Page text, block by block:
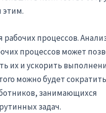
рабочих процессов.
процессов может
их и ускорить
можно будет сократить
занимающихся
задач.